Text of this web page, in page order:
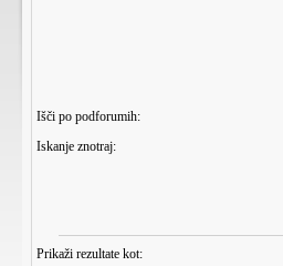
Išči po podforumih:
Iskanje znotraj:
Prikaži rezultate kot: